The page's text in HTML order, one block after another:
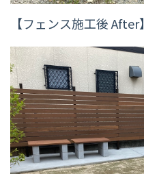
【フェンス施工後 After】